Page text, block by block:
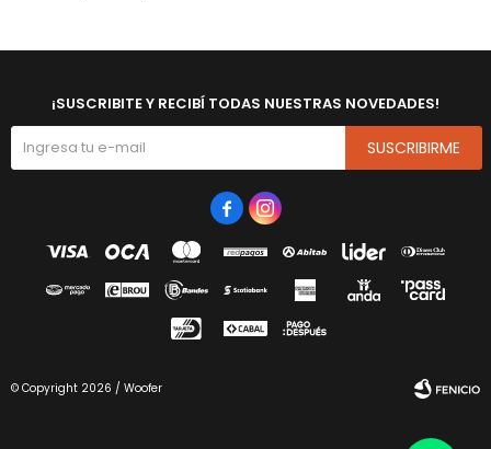
¡SUSCRIBITE Y RECIBÍ TODAS NUESTRAS NOVEDADES!
SUSCRIBIRME
 
© Copyright 2026 / Woofer